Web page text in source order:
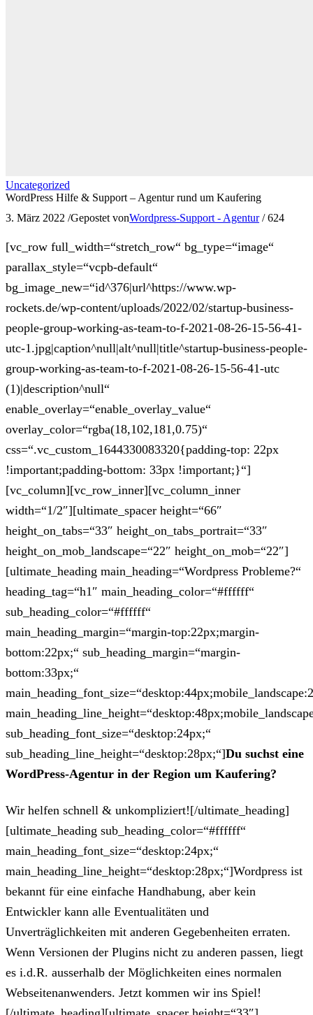
Uncategorized
WordPress Hilfe & Support – Agentur rund um Kaufering
3. März 2022 /Gepostet vonWordpress-Support - Agentur / 624
[vc_row full_width=“stretch_row“ bg_type=“image“
parallax_style=“vcpb-default“
bg_image_new=“id^376|url^https://www.wp-
rockets.de/wp-content/uploads/2022/02/startup-business-
people-group-working-as-team-to-f-2021-08-26-15-56-41-
utc-1.jpg|caption^null|alt^null|title^startup-business-people-
group-working-as-team-to-f-2021-08-26-15-56-41-utc
(1)|description^null“
enable_overlay=“enable_overlay_value“
overlay_color=“rgba(18,102,181,0.75)“
css=“.vc_custom_1644330083320{padding-top: 22px
!important;padding-bottom: 33px !important;}“]
[vc_column][vc_row_inner][vc_column_inner
width=“1/2″][ultimate_spacer height=“66″
height_on_tabs=“33″ height_on_tabs_portrait=“33″
height_on_mob_landscape=“22″ height_on_mob=“22″]
[ultimate_heading main_heading=“Wordpress Probleme?“
heading_tag=“h1″ main_heading_color=“#ffffff“
sub_heading_color=“#ffffff“
main_heading_margin=“margin-top:22px;margin-
bottom:22px;“ sub_heading_margin=“margin-
bottom:33px;“
sub_heading_font_size=“desktop:24px;“
sub_heading_line_height=“desktop:28px;“]Du suchst eine
WordPress-Agentur in der Region um Kaufering?
Wir helfen schnell & unkompliziert![/ultimate_heading]
[ultimate_heading sub_heading_color=“#ffffff“
main_heading_font_size=“desktop:24px;“
main_heading_line_height=“desktop:28px;“]Wordpress ist
bekannt für eine einfache Handhabung, aber kein
Entwickler kann alle Eventualitäten und
Unverträglichkeiten mit anderen Gegebenheiten erraten.
Wenn Versionen der Plugins nicht zu anderen passen, liegt
es i.d.R. ausserhalb der Möglichkeiten eines normalen
Webseitenanwenders. Jetzt kommen wir ins Spiel!